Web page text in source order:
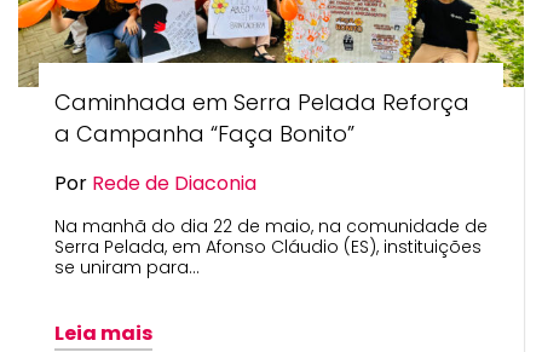
Caminhada em Serra Pelada Reforça
a Campanha “Faça Bonito”
Por Rede de Diaconia
Na manhã do dia 22 de maio, na comunidade de
Serra Pelada, em Afonso Cláudio (ES), instituições
se uniram para…
Leia mais